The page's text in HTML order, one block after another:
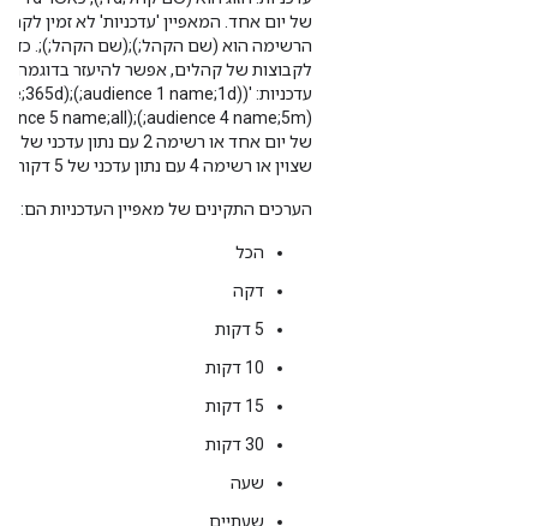
של יום אחד. המאפיין 'עדכניות' לא זמין
לקבוצות של קהלים, אפשר להיעזר בדוגמה
שצוין או רשימה 4 עם נתון עדכני של 5 דקות או רשימה 5 עם כל המשתמשים).
הערכים התקינים של מאפיין העדכניות הם:
הכל
דקה
‫5 דקות
‫10 דקות
‫15 דקות
‫30 דקות
שעה
שעתיים